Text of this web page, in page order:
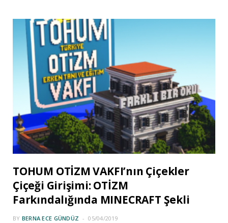
TOHUM OTİZM VAKFI’nın Çiçekler
Çiçeği Girişimi: OTİZM
Farkındalığında MINECRAFT Şekli
BY BERNA ECE GÜNDÜZ 05/04/2019